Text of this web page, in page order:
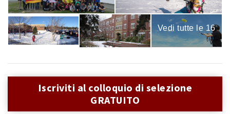
Vedi tutte le 16
Iscriviti al colloquio di selezione
GRATUITO